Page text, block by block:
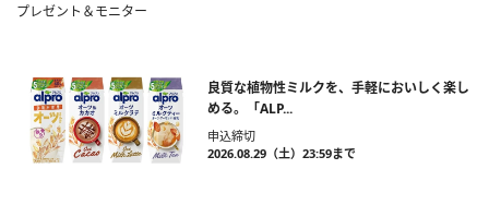
プレゼント＆モニター
良質な植物性ミルクを、手軽においしく楽し
める。「ALP...
申込締切
2026.08.29（土）23:59まで